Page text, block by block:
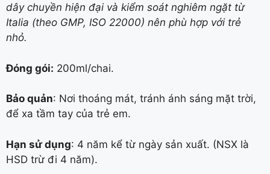
dây chuyền hiện đại và kiểm soát nghiêm ngặt từ
Italia (theo GMP, ISO 22000) nên phù hợp với trẻ
nhỏ.
Đóng gói: 200ml/chai.
Bảo quản: Nơi thoáng mát, tránh ánh sáng mặt trời,
để xa tầm tay của trẻ em.
Hạn sử dụng: 4 năm kể từ ngày sản xuất. (NSX là
HSD trừ đi 4 năm).